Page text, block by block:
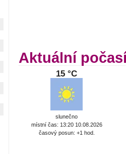
Aktuální
15 °C
slunečno
místní čas: 13:20 10.08.2026
časový posun: +1 hod.